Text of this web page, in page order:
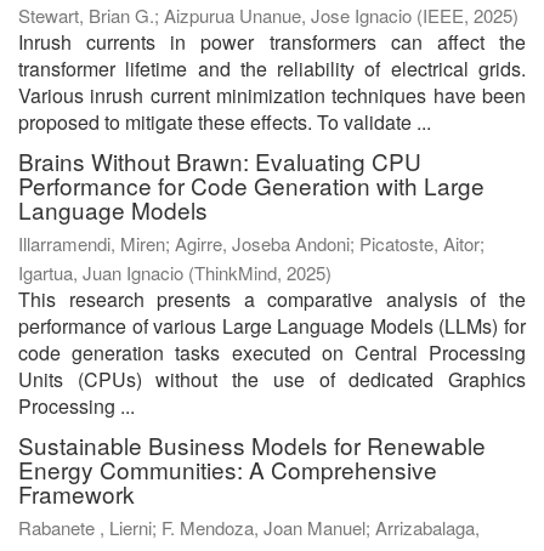
Stewart, Brian G.; Aizpurua Unanue, Jose Ignacio (IEEE, 2025)
Inrush currents in power transformers can affect the
transformer lifetime and the reliability of electrical grids.
Various inrush current minimization techniques have been
proposed to mitigate these effects. To validate ...
Brains Without Brawn: Evaluating CPU
Performance for Code Generation with Large
Language Models
Illarramendi, Miren; Agirre, Joseba Andoni; Picatoste, Aitor;
Igartua, Juan Ignacio (ThinkMind, 2025)
This research presents a comparative analysis of the
performance of various Large Language Models (LLMs) for
code generation tasks executed on Central Processing
Units (CPUs) without the use of dedicated Graphics
Processing ...
Sustainable Business Models for Renewable
Energy Communities: A Comprehensive
Framework
Rabanete , Lierni; F. Mendoza, Joan Manuel; Arrizabalaga,